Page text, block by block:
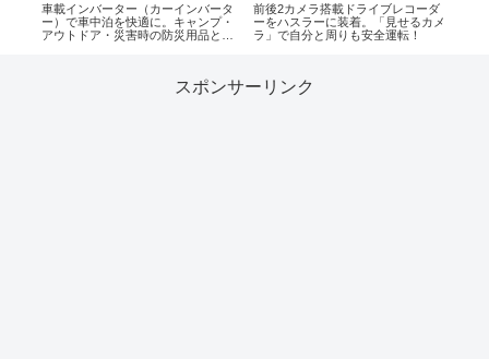
車載インバーター（カーインバータ
ー）で車中泊を快適に。キャンプ・
アウトドア・災害時の防災用品とし
前後2カメラ搭載ドライブレコーダ
ーをハスラーに装着。「見せるカメ
ラ」で自分と周りも安全運転！
スポンサーリンク